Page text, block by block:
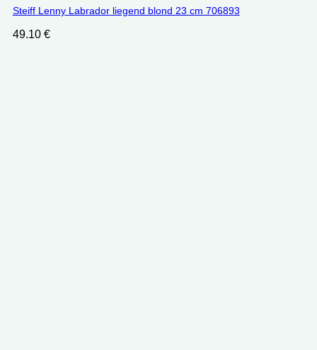
Steiff Lenny Labrador liegend blond 23 cm 706893
49.10 €